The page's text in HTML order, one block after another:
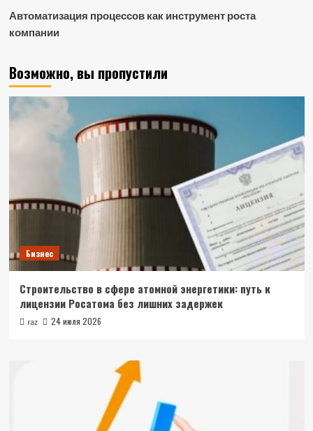
Автоматизация процессов как инструмент роста
компании
Возможно, вы пропустили
Бизнес
Строительство в сфере атомной энергетики: путь к
лицензии Росатома без лишних задержек
raz 24 июля 2026